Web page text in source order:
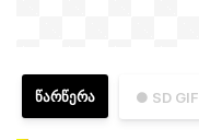
● SD GIF
ᲬᲐᲠᲬᲔᲠᲐ